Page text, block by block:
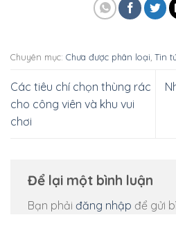
Chuyên mục: Chưa được phân loại Tin
Các tiêu chí chọn thùng rác
cho công viên và khu vui
chơi
Để lại một bình luận
Bạn phải đăng nhập để gửi